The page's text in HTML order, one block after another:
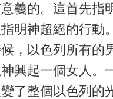
義的。這首先指
明神超絕的行動
，以色列所有的
興起一個女人。
了整個以色列的